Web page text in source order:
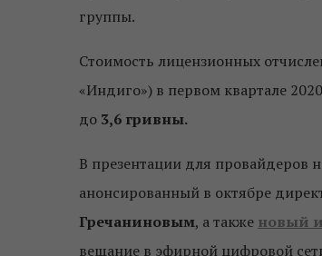
группы.
Стоимость лицензионных
«Индиго») в первом квартале
до 3,6 гривны.
В презентации для провайдеров
анонсированный в октябре
Гречаниновым, а также новый
вещание в эфирной цифровой